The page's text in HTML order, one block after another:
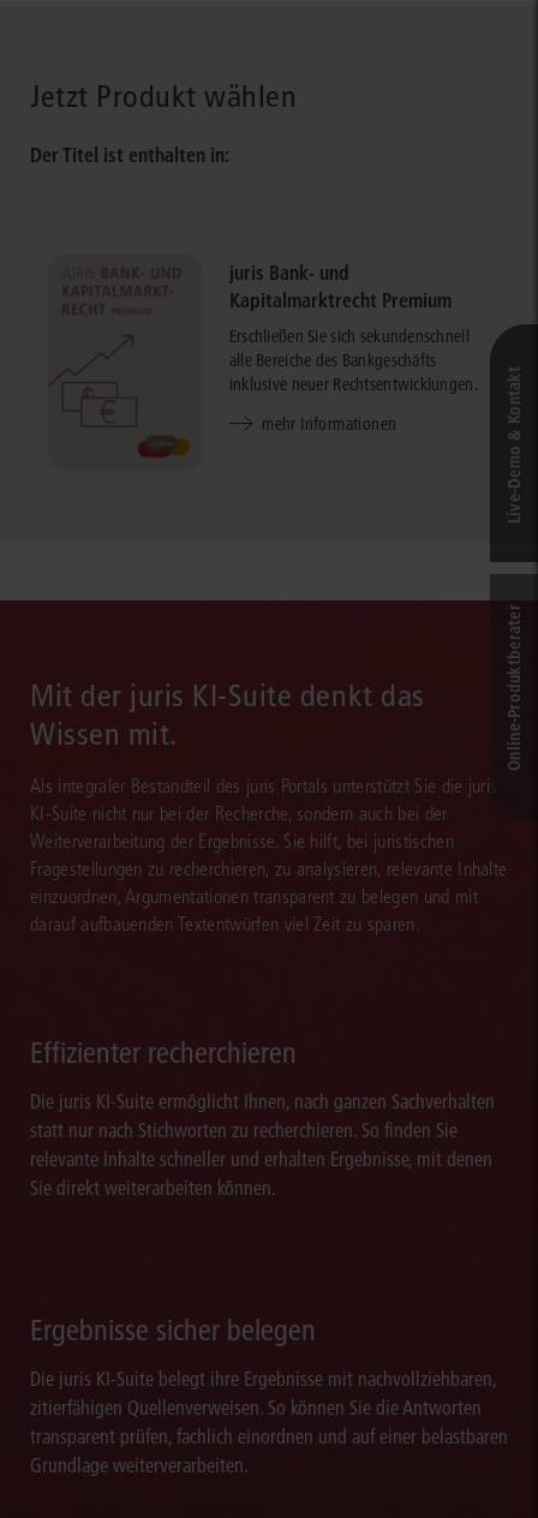
Jetzt Produkt wählen
Der Titel ist enthalten in:
juris Bank- und
Kapitalmarktrecht Premium
Erschließen Sie sich sekundenschnell
alle Bereiche des Bankgeschäfts
inklusive neuer Rechtsentwicklungen.
mehr Informationen
Mit der juris KI-Suite denkt das
Wissen mit.
Als integraler Bestandteil des juris Portals unterstützt Sie die juris
KI-Suite nicht nur bei der Recherche, sondern auch bei der
Weiterverarbeitung der Ergebnisse. Sie hilft, bei juristischen
Fragestellungen zu recherchieren, zu analysieren, relevante Inhalte
einzuordnen, Argumentationen transparent zu belegen und mit
darauf aufbauenden Textentwürfen viel Zeit zu sparen.
Effizienter recherchieren
Die juris KI-Suite ermöglicht Ihnen, nach ganzen Sachverhalten
statt nur nach Stichworten zu recherchieren. So finden Sie
relevante Inhalte schneller und erhalten Ergebnisse, mit denen
Sie direkt weiterarbeiten können.
Ergebnisse sicher belegen
Die juris KI-Suite belegt ihre Ergebnisse mit nachvollziehbaren,
zitierfähigen Quellenverweisen. So können Sie die Antworten
transparent prüfen, fachlich einordnen und auf einer belastbaren
Grundlage weiterverarbeiten.
Live‑Demo & Kontakt
Online-Produkt­berater